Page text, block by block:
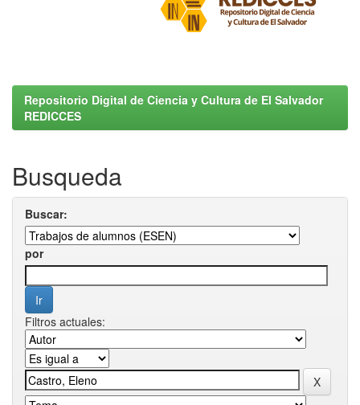
Repositorio Digital de Ciencia y Cultura de El Salvador
REDICCES
Busqueda
Buscar:
por
Filtros actuales: